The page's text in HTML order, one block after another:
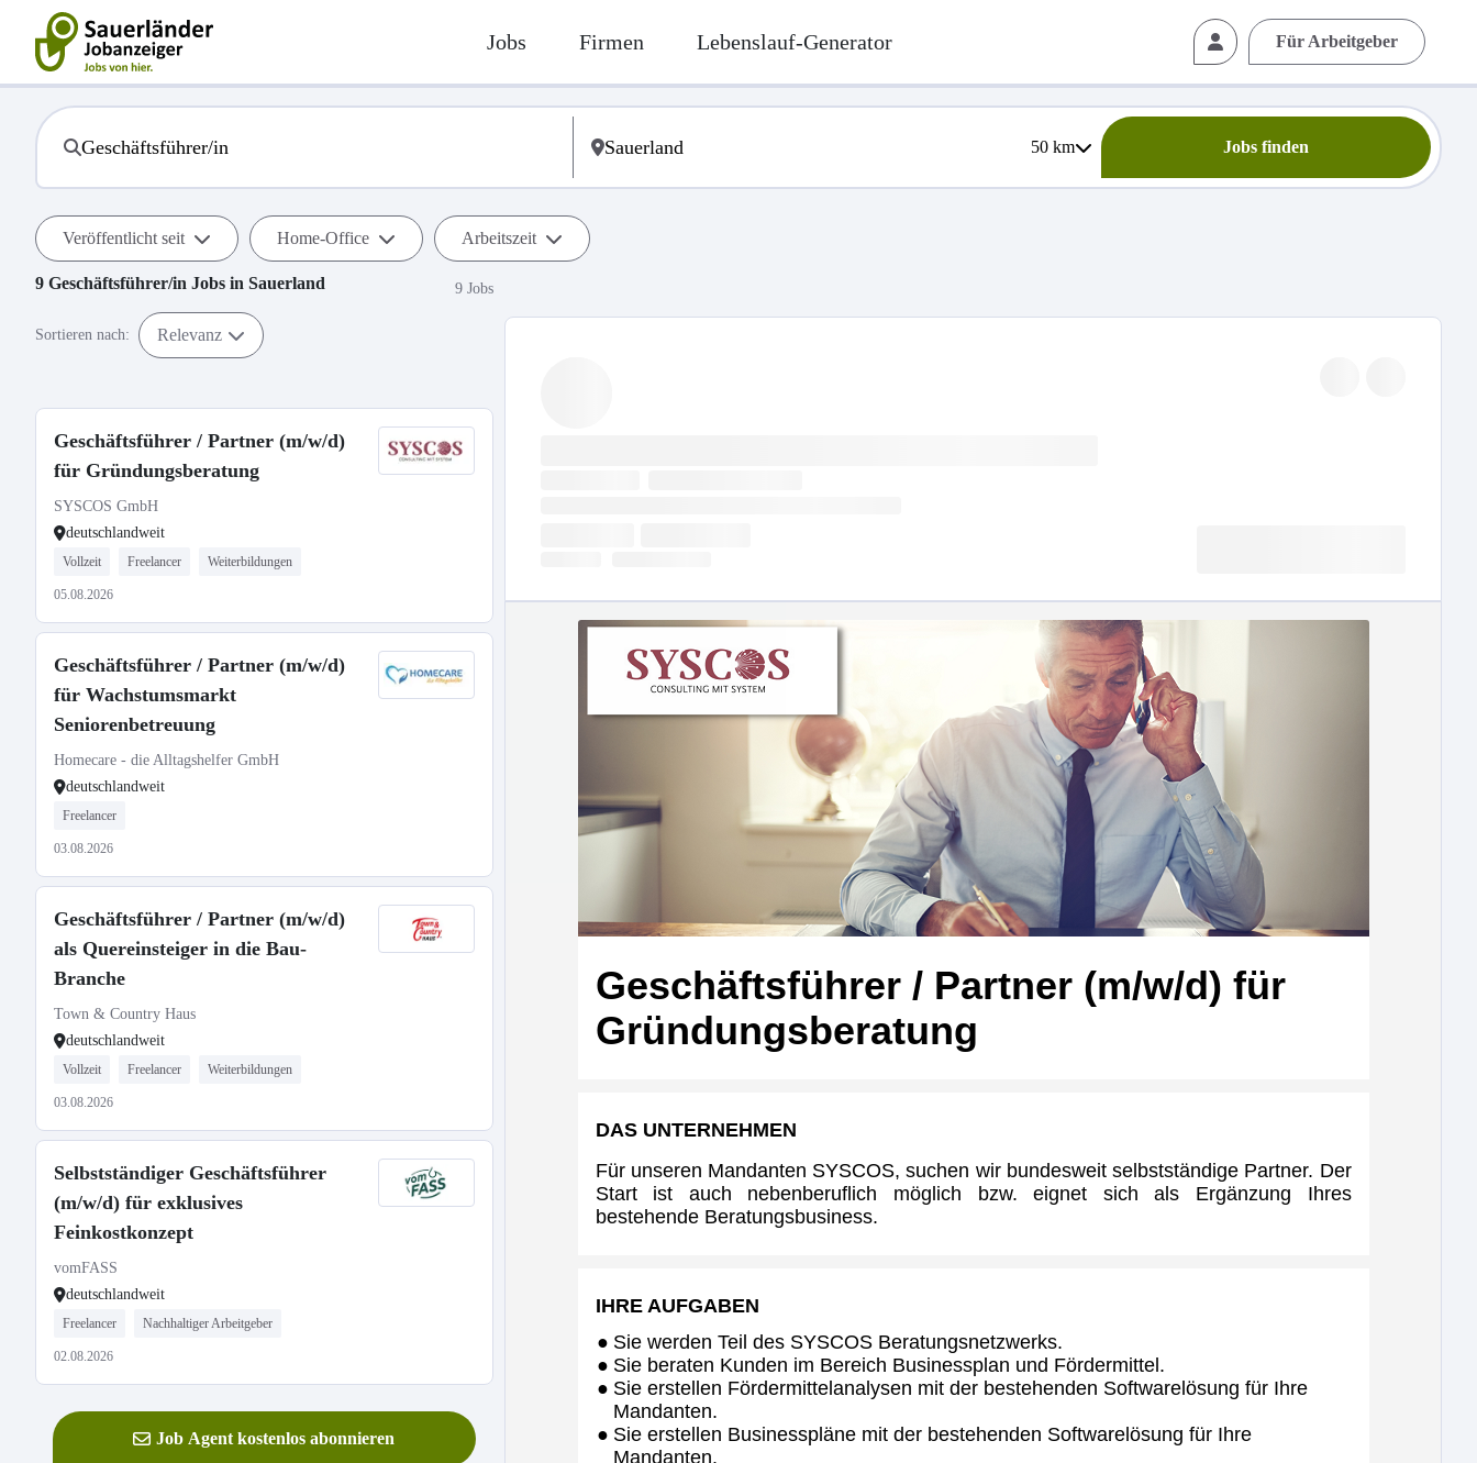
Jobs Firmen Lebenslauf-Generator Für Arbeitgeber
50km Jobs finden
Veröffentlicht seit Home-Office Arbeitszeit
9 Geschäftsführer/in Jobs in Sauerland 9 Jobs
Sortieren nach: Relevanz
Geschäftsführer / Partner (m/w/d)
für Gründungsberatung
SYSCOS GmbH
deutschlandweit
Vollzeit Freelancer Weiterbildungen
05.08.2026
Geschäftsführer / Partner (m/w/d)
für Wachstumsmarkt
Seniorenbetreuung
Homecare - die Alltagshelfer GmbH
deutschlandweit
Freelancer
03.08.2026
Geschäftsführer / Partner (m/w/d)
als Quereinsteiger in die Bau-
Branche
Town & Country Haus
deutschlandweit
Vollzeit Freelancer Weiterbildungen
03.08.2026
Selbstständiger Geschäftsführer
(m/w/d) für exklusives
Feinkostkonzept
vomFASS
deutschlandweit
Freelancer Nachhaltiger Arbeitgeber
02.08.2026
Job Agent kostenlos abonnieren